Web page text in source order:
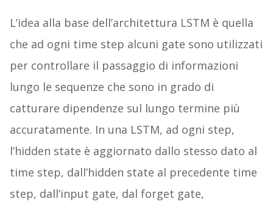
L’idea alla base dell’architettura LSTM è quella
che ad ogni time step alcuni gate sono utilizzati
per controllare il passaggio di informazioni
lungo le sequenze che sono in grado di
catturare dipendenze sul lungo termine più
accuratamente. In una LSTM, ad ogni step,
l’hidden state è aggiornato dallo stesso dato al
time step, dall’hidden state al precedente time
step, dall’input gate, dal forget gate,